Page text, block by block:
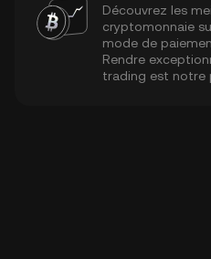
Découvrez les
cryptomonnaie
mode de
Rendre
trading est notre